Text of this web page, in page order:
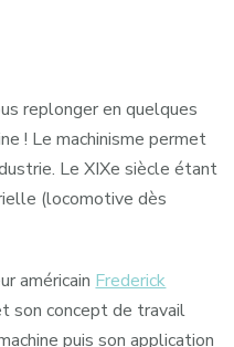
replonger en quelques
! Le machinisme permet
Le XIXe siècle étant
(locomotive dès
américain Frederick
son concept de travail
puis son application